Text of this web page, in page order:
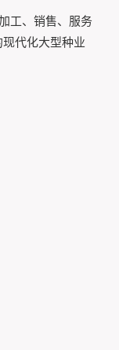
工、销售、服务
代化大型种业